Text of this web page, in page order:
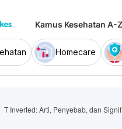
Kamus Kesehatan A-Z
Homecare
T Inverted: Arti, Penyebab, dan